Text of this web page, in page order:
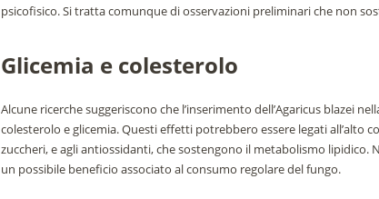
psicofisico. Si tratta comunque di osservazioni preliminari che non
Glicemia e colesterolo
Alcune ricerche suggeriscono che l’inserimento dell’Agaricus blazei
colesterolo e glicemia. Questi effetti potrebbero essere legati all’alto
zuccheri, e agli antiossidanti, che sostengono il metabolismo
un possibile beneficio associato al consumo regolare del fungo.